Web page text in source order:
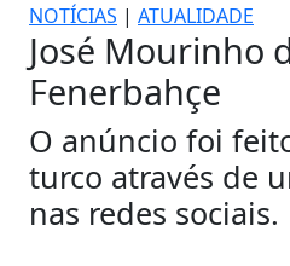
NOTÍCIAS | ATUALIDADE
José Mourinho
Fenerbahçe
O anúncio foi
turco através de
nas redes sociais.